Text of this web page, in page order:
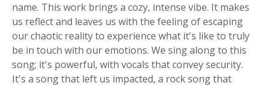
name. This work brings a cozy, intense vibe. It makes
us reflect and leaves us with the feeling of escaping
our chaotic reality to experience what it's like to truly
be in touch with our emotions. We sing along to this
song; it's powerful, with vocals that convey security.
It's a song that left us impacted, a rock song that